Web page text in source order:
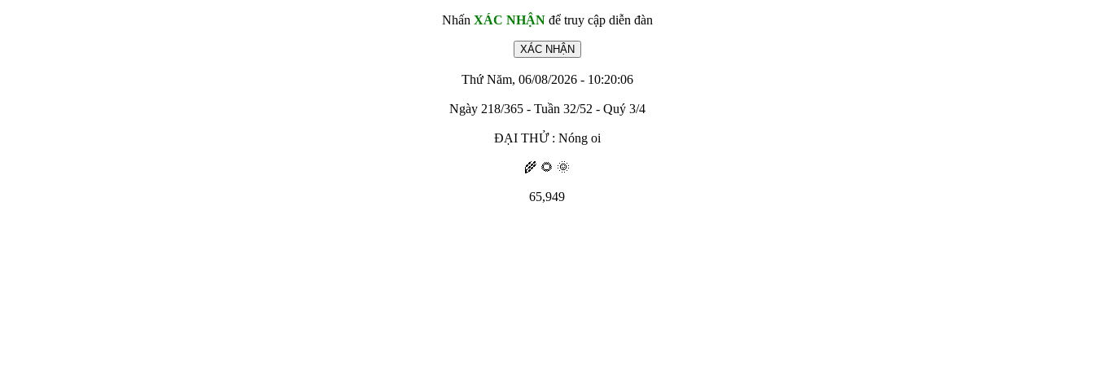
Nhấn XÁC NHẬNđể truy cập diễn đàn
Thứ Năm, 06/08/2026 - 10:20:06
Ngày 218/365 - Tuần 32/52 - Quý 3/4
ĐẠI THỬ : Nóng oi
🌾 🌻 🌞
65,949